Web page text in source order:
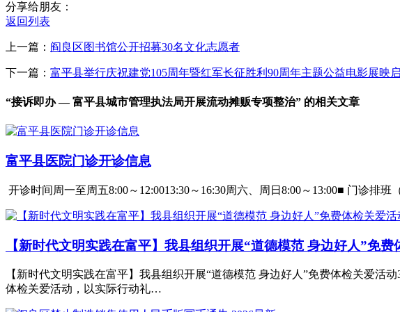
分享给朋友：
返回列表
上一篇： 阎良区图书馆公开招募30名文化志愿者
下一篇： 富平县举行庆祝建党105周年暨红军长征胜利90周年主题公益电影展映
“接诉即办 — 富平县城市管理执法局开展流动摊贩专项整治” 的相关文章
富平县医院门诊开诊信息
开诊时间周一至周五8:00～12:0013:30～16:30周六、周日8:00～13:00■ 门诊
【新时代文明实践在富平】我县组织开展“道德模范 身边好人”免费
【新时代文明实践在富平】我县组织开展“道德模范 身边好人”免费体检关爱
体检关爱活动，以实际行动礼…